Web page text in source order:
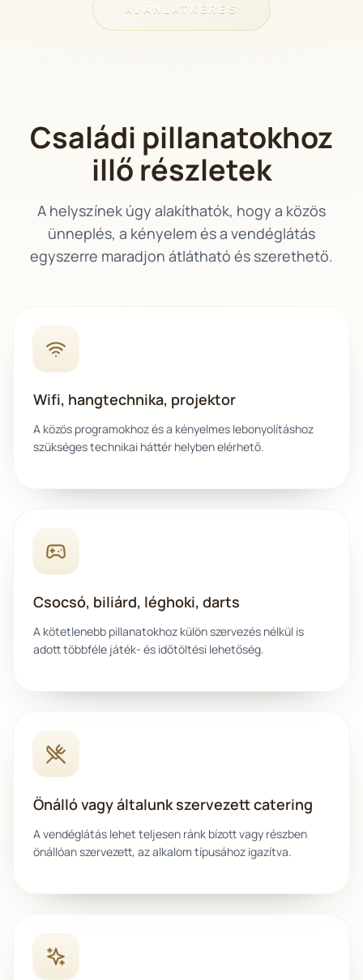
AJÁNLATKÉRÉS
Családi pillanatokhoz
illő részletek
A helyszínek úgy alakíthatók, hogy a közös
ünneplés, a kényelem és a vendéglátás
egyszerre maradjon átlátható és szerethető.
Wifi, hangtechnika, projektor
A közös programokhoz és a kényelmes lebonyolításhoz
szükséges technikai háttér helyben elérhető.
Csocsó, biliárd, léghoki, darts
A kötetlenebb pillanatokhoz külön szervezés nélkül is
adott többféle játék- és időtöltési lehetőség.
Önálló vagy általunk szervezett catering
A vendéglátás lehet teljesen ránk bízott vagy részben
önállóan szervezett, az alkalom típusához igazítva.